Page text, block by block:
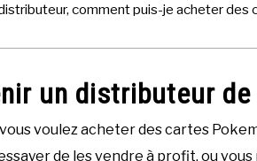
comment puis-je acheter des
un distributeur
voulez acheter des cartes
de les vendre à profit, ou